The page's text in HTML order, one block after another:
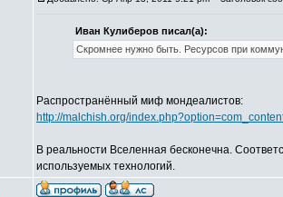
Иван Кулиберов писал(а):
Cкромнее нужно быть. Ресурсов при
Распространённый миф мондеалистов:
http://malchish.org/
В реальности Вселенная бесконечна.
используемых технологий.